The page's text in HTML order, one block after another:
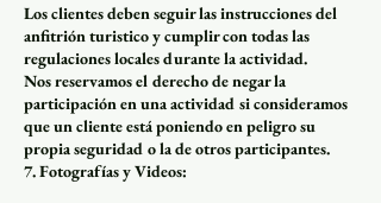
Los clientes deben seguir las instrucciones del
anfitrión turistico y cumplir con todas las
regulaciones locales durante la actividad.
Nos reservamos el derecho de negar la
participación en una actividad si consideramos
que un cliente está poniendo en peligro su
propia seguridad o la de otros participantes.
7. Fotografías y Videos: